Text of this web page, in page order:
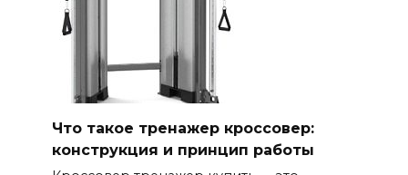
Что такое тренажер кроссовер:
конструкция и принцип работы